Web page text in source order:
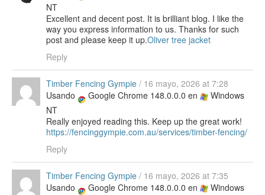
NT
Excellent and decent post. It is brilliant blog. I like the
way you express information to us. Thanks for such
post and please keep it up.Oliver tree jacket
Reply
Timber Fencing Gympie / 16 mayo, 2026 at 7:28
Usando
Google Chrome 148.0.0.0 en
Windows
NT
Really enjoyed reading this. Keep up the great work!
https://fencinggympie.com.au/services/timber-fencing/
Reply
Timber Fencing Gympie / 16 mayo, 2026 at 7:35
Usando
Google Chrome 148.0.0.0 en
Windows